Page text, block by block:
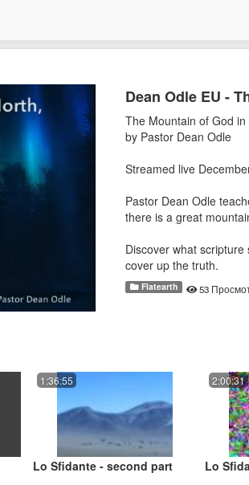
Dean Odle EU -
The Mountain of God
by Pastor Dean Odle
Streamed live
Pastor Dean Odle
there is a great
Discover what
cover up the truth.
"But as it is written,
Flatearth 53
1:36:55
Lo Sfidante - second part
2:00:31
Lo